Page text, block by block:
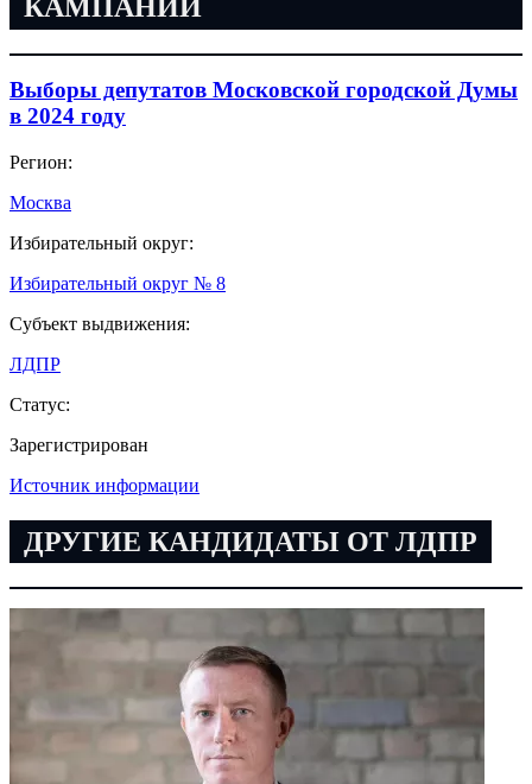
КАМПАНИИ
Выборы депутатов Московской городской Думы
в 2024 году
Регион:
Москва
Избирательный округ:
Избирательный округ № 8
Субъект выдвижения:
ЛДПР
Статус:
Зарегистрирован
Источник информации
ДРУГИЕ КАНДИДАТЫ ОТ ЛДПР